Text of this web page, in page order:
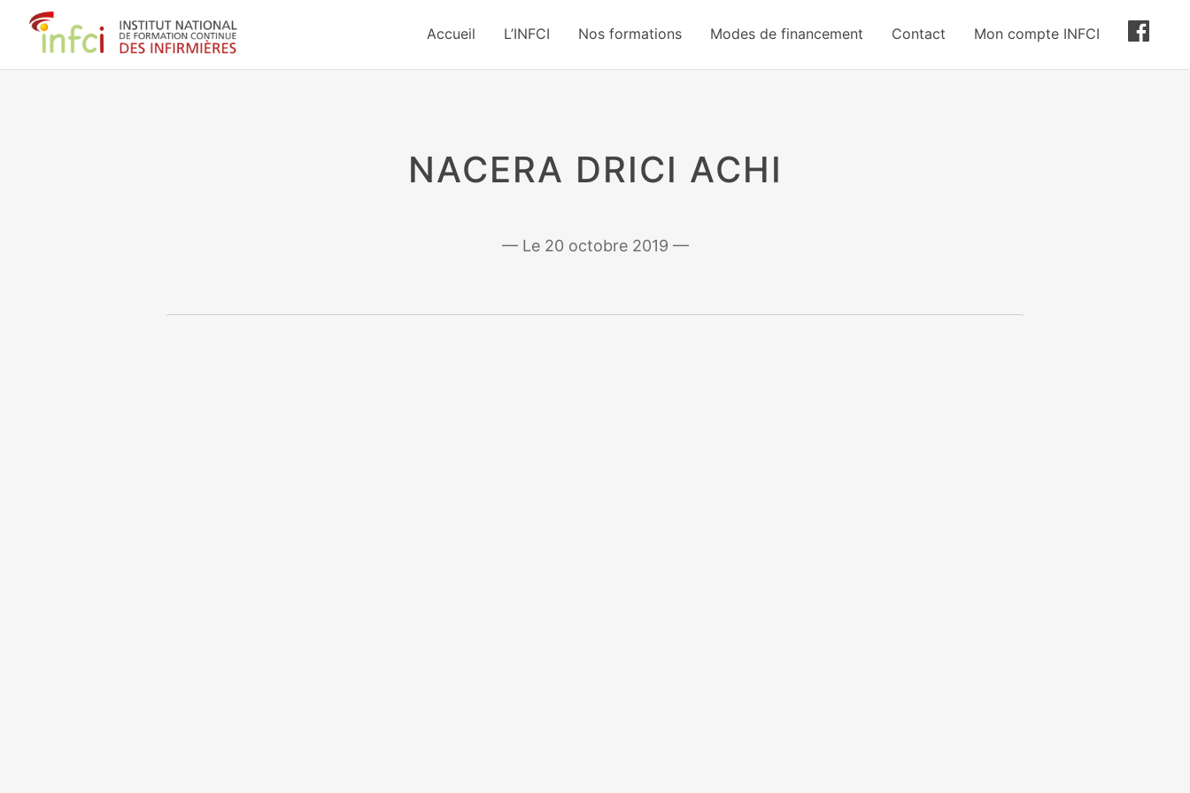
Accueil L’INFCI Nos formations Modes de financement Contact Mon compte INFCI
NACERA DRICI ACHI
20 octobre 2019